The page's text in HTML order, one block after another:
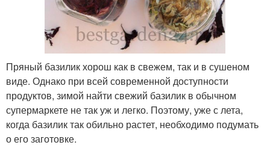
Пряный базилик хорош как в свежем, так и в сушеном
виде. Однако при всей современной доступности
продуктов, зимой найти свежий базилик в обычном
супермаркете не так уж и легко. Поэтому, уже с лета,
когда базилик так обильно растет, необходимо подумать
о его заготовке.